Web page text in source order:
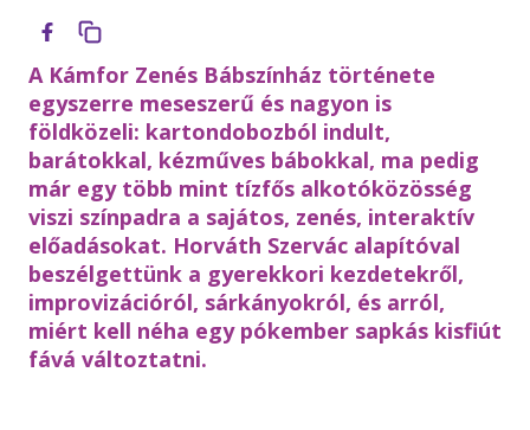
A Kámfor Zenés Bábszínház története
egyszerre meseszerű és nagyon is
földközeli: kartondobozból indult,
barátokkal, kézműves bábokkal, ma pedig
már egy több mint tízfős alkotóközösség
viszi színpadra a sajátos, zenés, interaktív
előadásokat. Horváth Szervác alapítóval
beszélgettünk a gyerekkori kezdetekről,
improvizációról, sárkányokról, és arról,
miért kell néha egy pókember sapkás kisfiút
fává változtatni.